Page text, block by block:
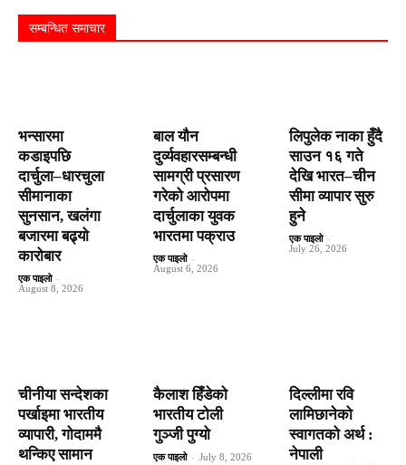
सम्बन्धित समाचार
भन्सारमा
कडाइपछि
दार्चुला–धारचुला
सीमानाका
सुनसान, खलंगा
बजारमा बढ्यो
कारोबार
एक पाइलो -
August 8, 2026
बाल यौन
दुर्व्यवहारसम्बन्धी
सामग्री प्रसारण
गरेको आरोपमा
दार्चुलाका युवक
भारतमा पक्राउ
एक पाइलो -
August 6, 2026
लिपुलेक नाका हुँदै
साउन १६ गते
देखि भारत–चीन
सीमा व्यापार सुरु
हुने
एक पाइलो -
July 26, 2026
चीनीया सन्देशका
पर्खाइमा भारतीय
व्यापारी, गोदाममै
थन्किए सामान
कैलाश हिँडेकाे
भारतीय टोली
गुञ्जी पुग्यो
एक पाइलो - July 8, 2026
दिल्लीमा रवि
लामिछानेको
स्वागतको अर्थ :
नेपाली